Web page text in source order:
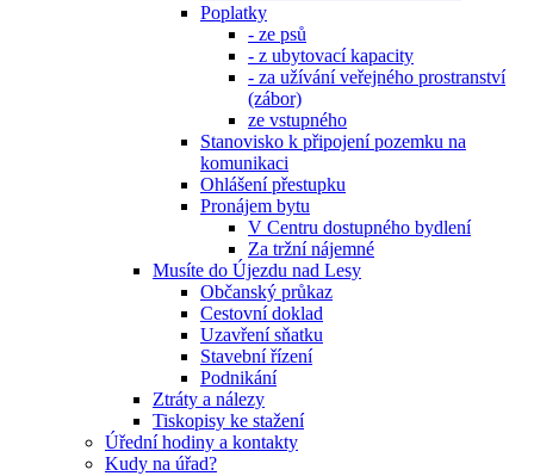
Poplatky
- ze psů
- z ubytovací kapacity
- za užívání veřejného prostranství
(zábor)
ze vstupného
Stanovisko k připojení pozemku na
komunikaci
Ohlášení přestupku
Pronájem bytu
V Centru dostupného bydlení
Za tržní nájemné
Musíte do Újezdu nad Lesy
Občanský průkaz
Cestovní doklad
Uzavření sňatku
Stavební řízení
Podnikání
Ztráty a nálezy
Tiskopisy ke stažení
Úřední hodiny a kontakty
Kudy na úřad?